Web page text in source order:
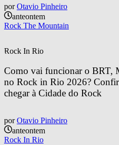
por Otavio Pinheiro
anteontem
Rock The Mountain
Rock In Rio
Como vai funcionar o BRT,
no Rock in Rio 2026?
chegar à Cidade do Rock
por Otavio Pinheiro
anteontem
Rock In Rio